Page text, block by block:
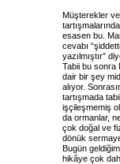
Müşterekler
esasen bu.
cevabı
yazılmıştır”
Tabii bu sonra
dair bir şey
alıyor.
tartışmada
işçileşmemiş
da ormanlar,
çok doğal ve
dönük
Bugün
hikâye çok